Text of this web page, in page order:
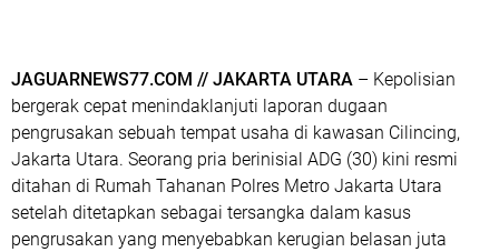
JAGUARNEWS77.COM // JAKARTA UTARA – Kepolisian
bergerak cepat menindaklanjuti laporan dugaan
pengrusakan sebuah tempat usaha di kawasan Cilincing,
Jakarta Utara. Seorang pria berinisial ADG (30) kini resmi
ditahan di Rumah Tahanan Polres Metro Jakarta Utara
setelah ditetapkan sebagai tersangka dalam kasus
pengrusakan yang menyebabkan kerugian belasan juta